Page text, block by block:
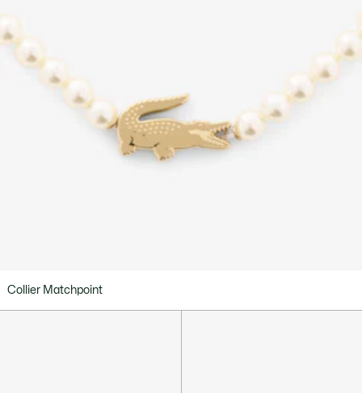
Collier Matchpoint